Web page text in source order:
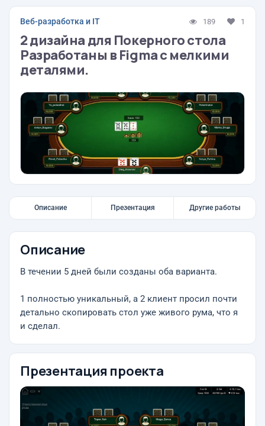
Веб-разработка и IT 189 1
2 дизайна для Покерного стола
Разработаны в Figma с мелкими
деталями.
Описание Презентация Другие работы
Описание
В течении 5 дней были созданы оба варианта.
1 полностью уникальный, а 2 клиент просил почти
детально скопировать стол уже живого рума, что я
и сделал.
Презентация проекта